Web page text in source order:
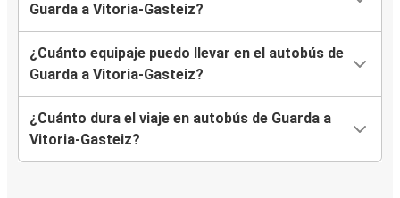
Guarda a Vitoria-Gasteiz?
¿Cuánto equipaje puedo llevar en el autobús de
Guarda a Vitoria-Gasteiz?
¿Cuánto dura el viaje en autobús de Guarda a
Vitoria-Gasteiz?